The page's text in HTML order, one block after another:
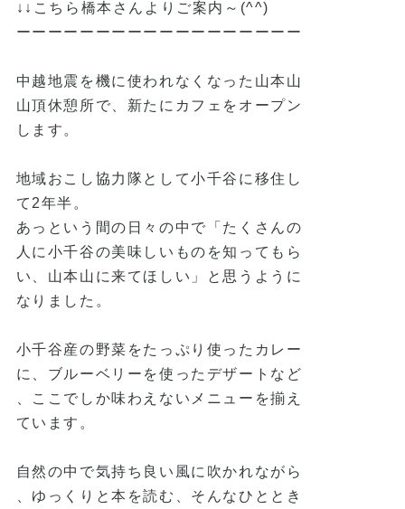
↓↓こちら橋本さんよりご案内～(^^)
ーーーーーーーーーーーーーーーーーー
中越地震を機に使われなくなった山本山
山頂休憩所で、新たにカフェをオープン
します。
地域おこし協力隊として小千谷に移住し
て2年半。
あっという間の日々の中で「たくさんの
人に小千谷の美味しいものを知ってもら
い、山本山に来てほしい」と思うように
なりました。
小千谷産の野菜をたっぷり使ったカレー
に、ブルーベリーを使ったデザートなど
、ここでしか味わえないメニューを揃え
ています。
自然の中で気持ち良い風に吹かれながら
、ゆっくりと本を読む、そんなひととき